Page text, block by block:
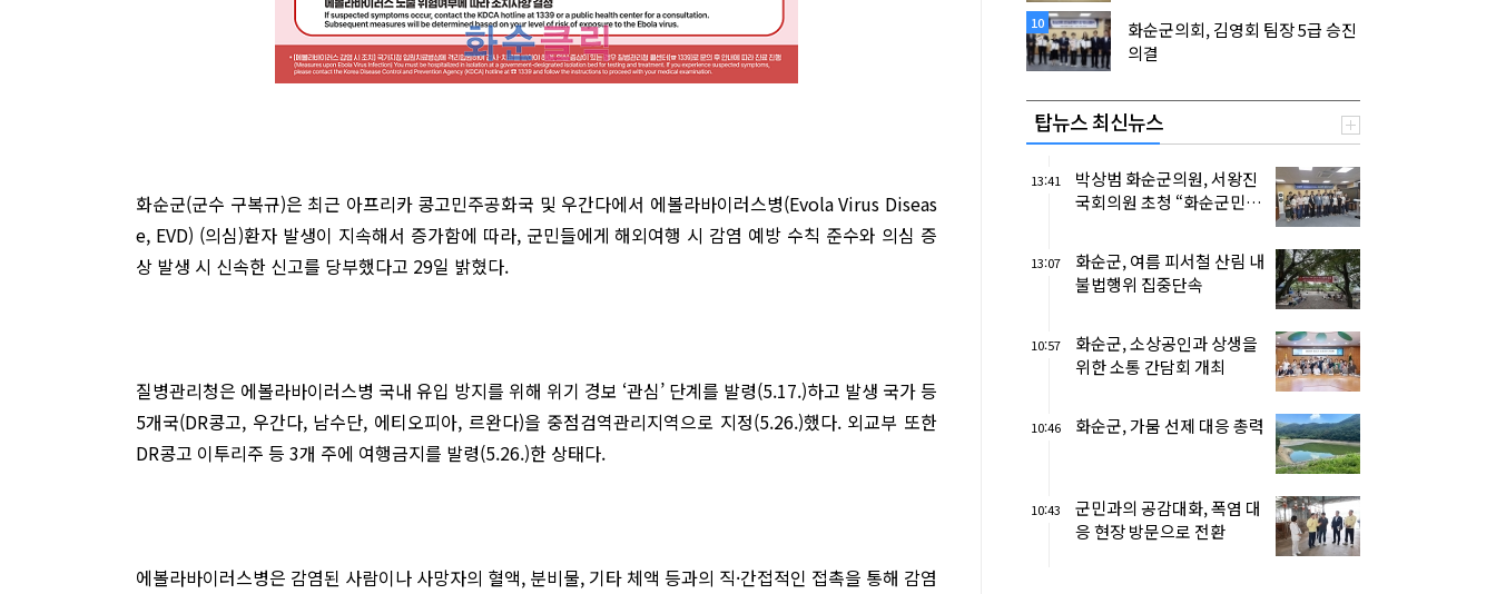
화순군(군수 구복규)은 최근 아프리카 콩고민주공화국 및 우간다에서 에볼라바이러스병(Evola Virus Diseas
e, EVD) (의심)환자 발생이 지속해서 증가함에 따라, 군민들에게 해외여행 시 감염 예방 수칙 준수와 의심 증
상 발생 시 신속한 신고를 당부했다고 29일 밝혔다.
질병관리청은 에볼라바이러스병 국내 유입 방지를 위해 위기 경보 ‘관심’ 단계를 발령(5.17.)하고 발생 국가 등
5개국(DR콩고, 우간다, 남수단, 에티오피아, 르완다)을 중점검역관리지역으로 지정(5.26.)했다. 외교부 또한
DR콩고 이투리주 등 3개 주에 여행금지를 발령(5.26.)한 상태다.
에볼라바이러스병은 감염된 사람이나 사망자의 혈액, 분비물, 기타 체액 등과의 직·간접적인 접촉을 통해 감염
10
화순군의회, 김영회 팀장 5급 승진
의결
탑뉴스 최신뉴스
13:41
박상범 화순군의원, 서왕진
국회의원 초청 “화순군민 경
13:07
화순군, 여름 피서철 산림 내
불법행위 집중단속
10:57
화순군, 소상공인과 상생을
위한 소통 간담회 개최
10:46 화순군, 가뭄 선제 대응 총력
10:43
군민과의 공감대화, 폭염 대
응 현장 방문으로 전환